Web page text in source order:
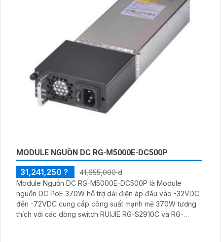
BỘ CAMERA ANALOG NHÀ XƯỞNG ĐÀM THOẠI 2
CHIỀU
3,400,000 ₫
5,599,000 ₫
nổi bật với khả năng đàm thoại hai chiều, giúp giao tiếp
dễ dàng